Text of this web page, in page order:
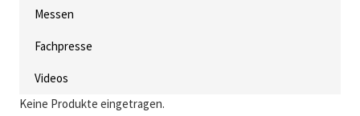
Messen
Fachpresse
Videos
Keine Produkte eingetragen.